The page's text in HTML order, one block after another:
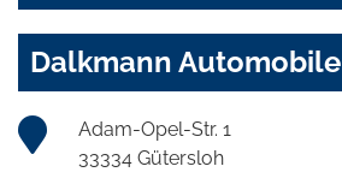
Dalkmann Automobile
Adam-Opel-Str. 1
33334 Gütersloh